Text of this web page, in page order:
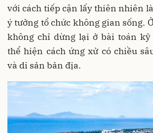
với cách tiếp cận lấy thiên nhiên
ý tưởng tổ chức không gian sống.
không chỉ dừng lại ở bài toán kỹ
thể hiện cách ứng xử có chiều
và di sản bản địa.